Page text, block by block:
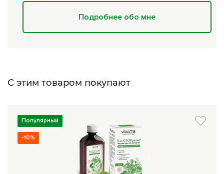
Подробнее обо мне
С этим товаром покупают
Популярный
-10%